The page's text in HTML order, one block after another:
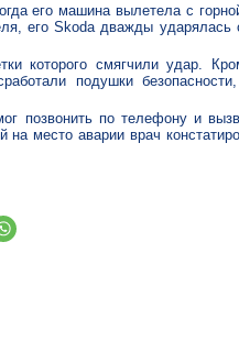
его машина вылетела с
его Skoda дважды ударялась
которого смягчили удар.
подушки
позвонить по телефону и
место аварии врач